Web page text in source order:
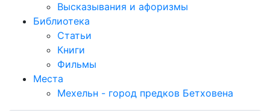
Высказывания и афоризмы
Библиотека
Статьи
Книги
Фильмы
Места
Мехельн - город предков Бетховена